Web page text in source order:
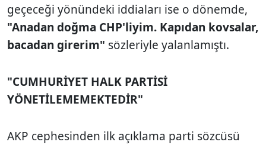
geçeceği yönündeki iddiaları ise o dönemde,
"Anadan doğma CHP'liyim. Kapıdan kovsalar,
bacadan girerim" sözleriyle yalanlamıştı.
"CUMHURİYET HALK PARTİSİ
YÖNETİLEMEMEKTEDİR"
AKP cephesinden ilk açıklama parti sözcüsü